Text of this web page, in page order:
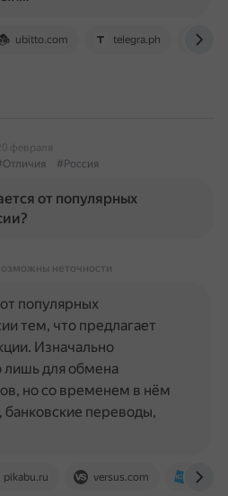
ubitto.com telegra.ph
февраля
#Россия
от популярных
неточности
pikabu.ru versus.com ict-
популярных
тем, что предлагает
Изначально
для обмена
но со временем в нём
переводы,